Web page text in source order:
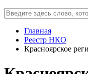
Главная
Реестр НКО
Красноярское